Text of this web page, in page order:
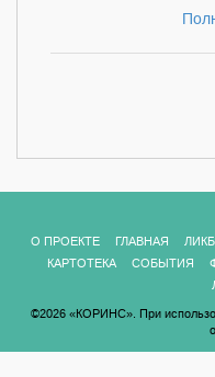
О ПРОЕКТЕ ГЛАВНАЯ
КАРТОТЕКА
СОБЫТИЯ
©2026 «КОРИНС». При